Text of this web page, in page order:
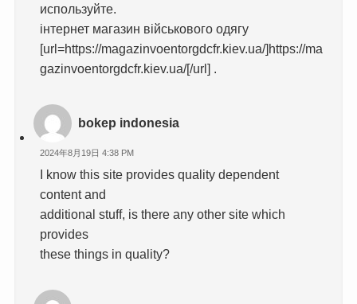
используйте.
інтернет магазин військового одягу
[url=https://magazinvoentorgdcfr.kiev.ua/]https://ma
gazinvoentorgdcfr.kiev.ua/[/url] .
bokep indonesia
2024年8月19日 4:38 PM
I know this site provides quality dependent
content and
additional stuff, is there any other site which
provides
these things in quality?